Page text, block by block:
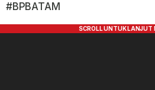
#BPBATAM